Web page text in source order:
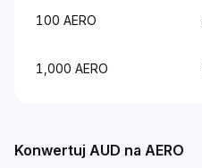
100 AERO
1,000 AERO
Konwertuj AUD na AERO